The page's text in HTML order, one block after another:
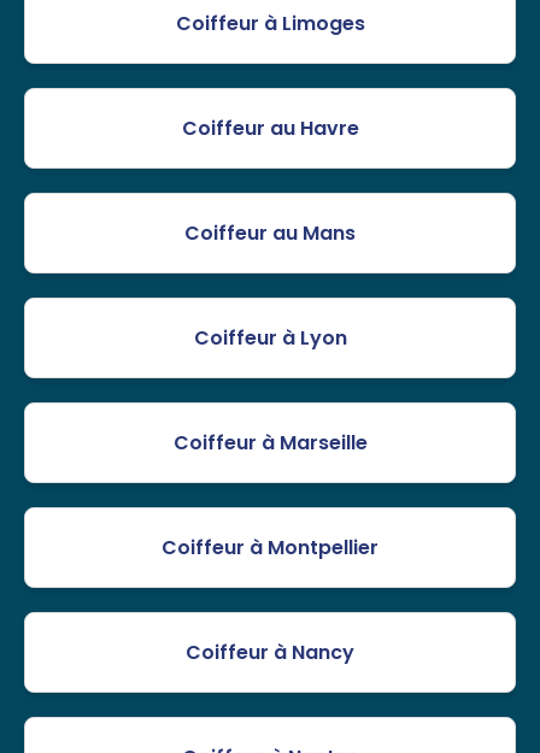
Coiffeur à Limoges
Coiffeur au Havre
Coiffeur au Mans
Coiffeur à Lyon
Coiffeur à Marseille
Coiffeur à Montpellier
Coiffeur à Nancy